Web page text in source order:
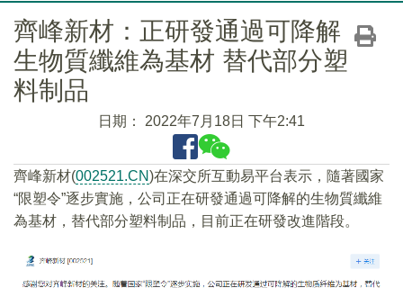
齊峰新材：正研發通過可降解
生物質纖維為基材 替代部分塑
料制品
日期： 2022年7月18日 下午2:41
齊峰新材(002521.CN)在深交所互動易平台表示，隨著國家
“限塑令”逐步實施，公司正在研發通過可降解的生物質纖維
為基材，替代部分塑料制品，目前正在研發改進階段。